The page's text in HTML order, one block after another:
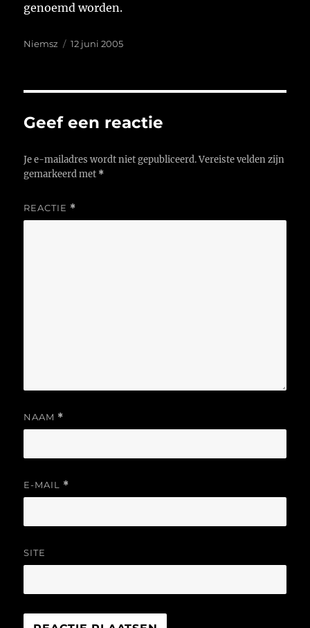
genoemd worden.
Auteur
Niemsz
Geplaatst
12 juni 2005
Geef een reactie
Je e-mailadres wordt niet gepubliceerd. Vereiste velden zijn
gemarkeerd met *
REACTIE *
NAAM *
E-MAIL *
SITE